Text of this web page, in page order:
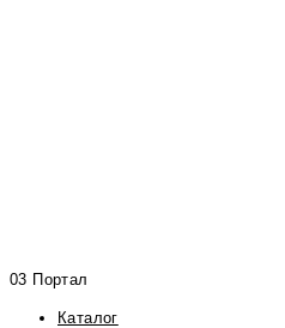
03 Портал
Каталог